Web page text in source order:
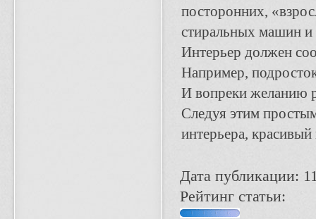
посторонних,
стиральных машин и
Интерьер должен
Например,
И вопреки желанию
Следуя этим
интерьера,
Дата публикации:
Рейтинг статьи: